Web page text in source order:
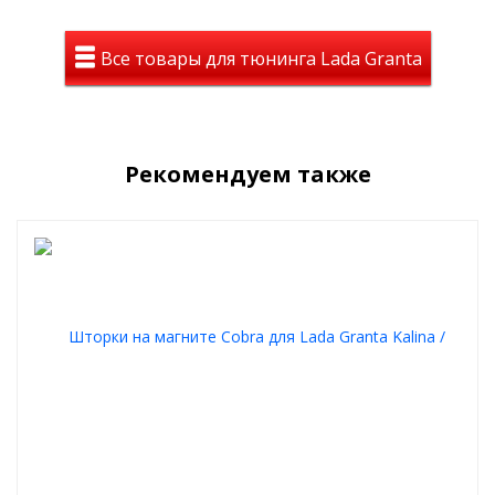
открыв окна, наслаждаться природой без назойливых комаров,
мошкары и т.д.
А также - важно аллергиков - избавится от тополиного пуха,
Особенности и установка:
держатся на магнитах, ставятся в оконный проем двери
Все товары для тюнинга Lada Granta
Рекомендуем также